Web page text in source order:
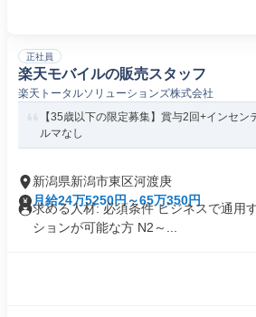
正社員
楽天モバイルの販売スタッフ
楽天トータルソリューションズ株式会社
【35歳以下の限定募集】賞与2回+インセン
ルマなし
新潟県新潟市東区河渡庚
月給24万5250円～65万350円
求める人材: 必須条件 ビジネスで通用
ションが可能な方 N2～...